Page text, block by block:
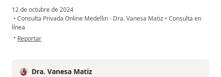
12 de octubre de 2024
• Consulta Privada Online Medellin - Dra. Vanesa Matiz • Consulta en
línea
• en opinión del usuario Karine
Reportar
Dra. Vanesa Matiz